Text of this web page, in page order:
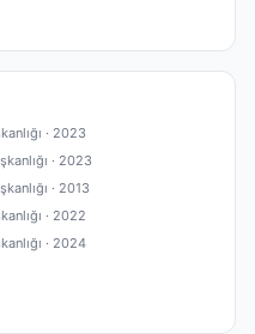
· 2023
· 2023
· 2013
· 2022
· 2024